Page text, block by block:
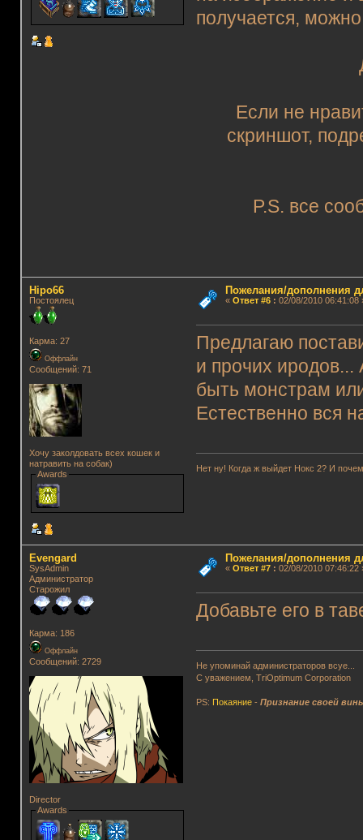
получается,
Если не
скриншот,
P.S. все
Hipo66
Постоялец
Карма: 27
Оффлайн
Сообщений: 71
Хочу заколдовать всех кошек и
натравить на собак)
Awards
Пожелания/дополнения
« Ответ #6: 02/08/2010 06:41:08
Предлагаю
и прочих иродов...
быть монстрам
Естественно вся
Нет ну! Когда ж выйдет Нокс 2? И
Evengard
SysAdmin
Администратор
Старожил
Карма: 186
Оффлайн
Сообщений: 2729
Director
Awards
Пожелания/дополнения
« Ответ #7: 02/08/2010 07:46:22
Добавьте его в
Не упоминай администраторов всуе...
С уважением, TriOptimum Corporation
PS: Покаяние -Признание своей